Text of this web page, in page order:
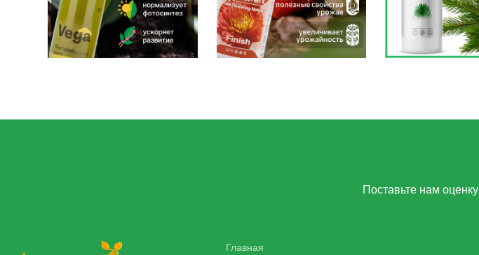
Поставьте нам оценку
Главная